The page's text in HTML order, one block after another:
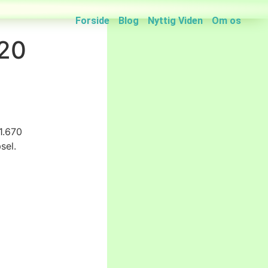
Forside Blog Nyttig Viden Om os